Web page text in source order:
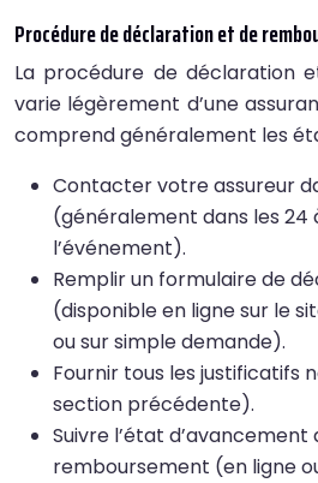
Procédure de déclaration et de
La procédure de déclaration
varie légèrement d’une
comprend généralement les
Contacter votre assureur
(généralement dans les 24
l’événement).
Remplir un formulaire de
(disponible en ligne sur le
ou sur simple demande).
Fournir tous les justificatifs
section précédente).
Suivre l’état
remboursement (en ligne